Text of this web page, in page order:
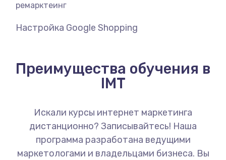
ремарктеинг
Настройка Google Shopping
Преимущества обучения в
IMT
Искали курсы интернет маркетинга
дистанционно? Записывайтесь! Наша
программа разработана ведущими
маркетологами и владельцами бизнеса. Вы